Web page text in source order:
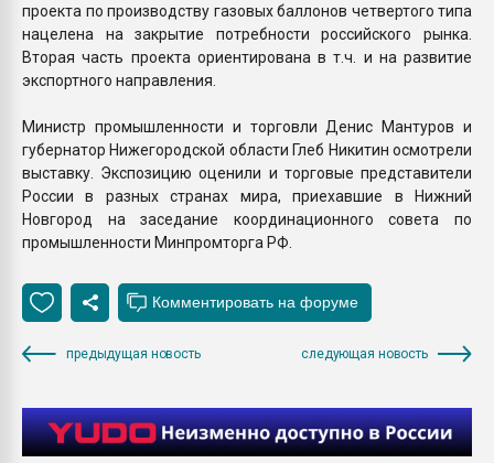
проекта по производству газовых баллонов четвертого типа
нацелена на закрытие потребности российского рынка.
Вторая часть проекта ориентирована в т.ч. и на развитие
экспортного направления.
Министр промышленности и торговли Денис Мантуров и
губернатор Нижегородской области Глеб Никитин осмотрели
выставку. Экспозицию оценили и торговые представители
России в разных странах мира, приехавшие в Нижний
Новгород на заседание координационного совета по
промышленности Минпромторга РФ.
предыдущая новость следующая новость